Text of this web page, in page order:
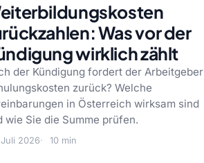
Was vor der
wirklich zählt
der Kündigung fordert der Arbeitgeber
zurück? Welche
in Österreich wirksam sind
wie Sie die Summe prüfen.
2026 10 min